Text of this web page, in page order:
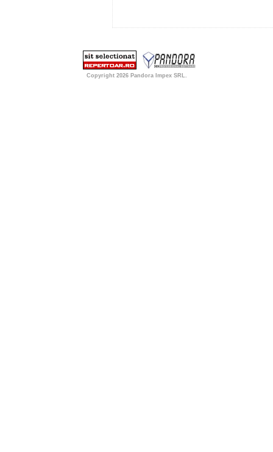
Copyright 2026 Pandora Impex SRL.